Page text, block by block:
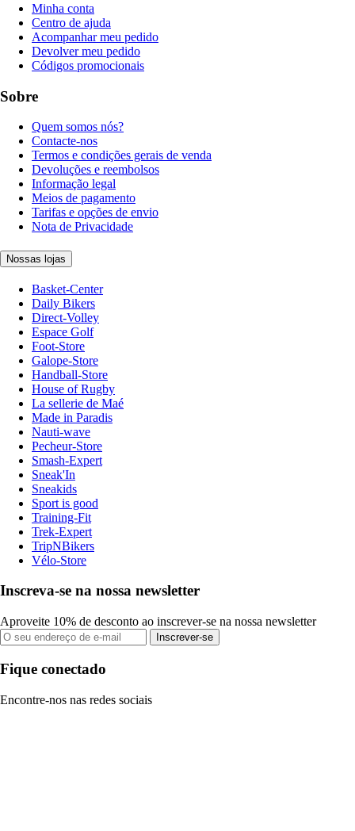
Minha conta
Centro de ajuda
Acompanhar meu pedido
Devolver meu pedido
Códigos promocionais
Sobre
Quem somos nós?
Contacte-nos
Termos e condições gerais de venda
Devoluções e reembolsos
Informação legal
Meios de pagamento
Tarifas e opções de envio
Nota de Privacidade
Nossas lojas
Basket-Center
Daily Bikers
Direct-Volley
Espace Golf
Foot-Store
Galope-Store
Handball-Store
House of Rugby
La sellerie de Maé
Made in Paradis
Nauti-wave
Pecheur-Store
Smash-Expert
Sneak'In
Sneakids
Sport is good
Training-Fit
Trek-Expert
TripNBikers
Vélo-Store
Inscreva-se na nossa newsletter
Aproveite 10% de desconto ao inscrever-se na nossa newsletter
Inscrever-se
Fique conectado
Encontre-nos nas redes sociais